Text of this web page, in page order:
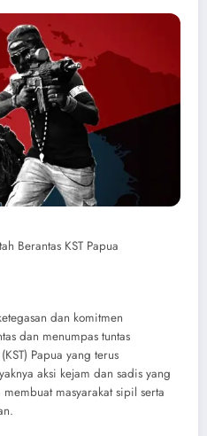
Berantas KST Papua
dan komitmen
dan menumpas tuntas
Papua yang terus
aksi kejam dan sadis yang
masyarakat sipil serta